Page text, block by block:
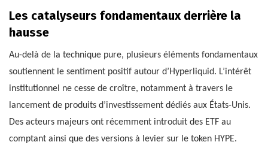
Les catalyseurs fondamentaux derrière la
hausse
Au-delà de la technique pure, plusieurs éléments fondamentaux
soutiennent le sentiment positif autour d’Hyperliquid. L’intérêt
institutionnel ne cesse de croître, notamment à travers le
lancement de produits d’investissement dédiés aux États-Unis.
Des acteurs majeurs ont récemment introduit des ETF au
comptant ainsi que des versions à levier sur le token HYPE.